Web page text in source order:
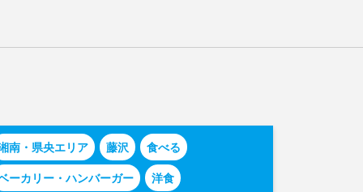
南・県央エリア 藤沢
食べる
ーカリー・ハンバーガー
洋食